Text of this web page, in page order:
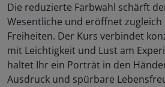
Die reduzierte Farbwahl schärft
Wesentliche und eröffnet
Freiheiten. Der Kurs verbindet
mit Leichtigkeit und Lust am
haltet Ihr ein Porträt in den
Ausdruck und spürbare